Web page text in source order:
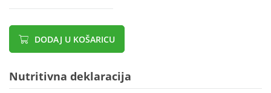
DODAJ U KOŠARICU
Nutritivna deklaracija